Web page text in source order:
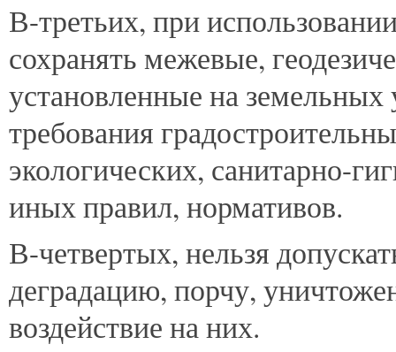
В-третьих, при
сохранять межевые,
установленные на земельных
требования
экологических, санитарно-
иных правил, нормативов.
В-четвертых, нельзя
деградацию, порчу,
воздействие на них.